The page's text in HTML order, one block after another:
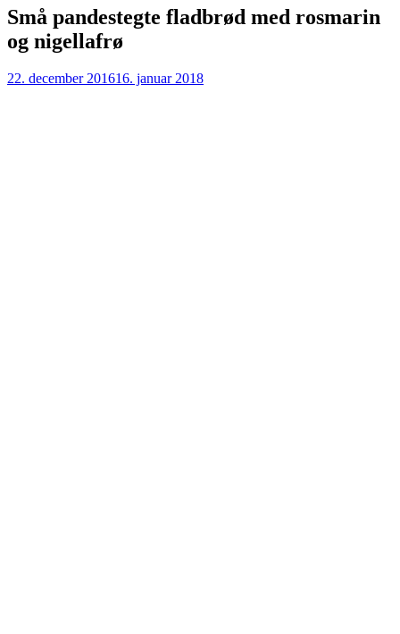
content
Små pandestegte fladbrød med rosmarin
og nigellafrø
22. december 201616. januar 2018